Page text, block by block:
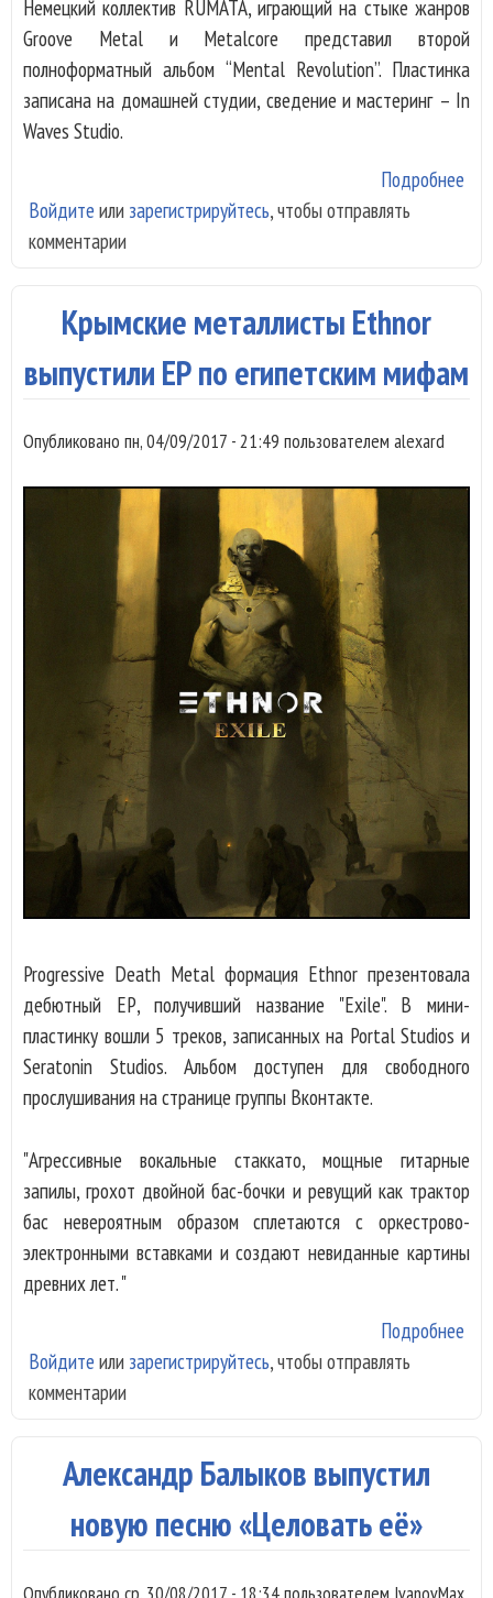
Немецкий коллектив RUMATA, играющий на стыке жанров
Groove Metal и Metalcore представил второй
полноформатный альбом “Mental Revolution”. Пластинка
записана на домашней студии, сведение и мастеринг – In
Waves Studio.
Подробнее
Войдите или зарегистрируйтесь, чтобы отправлять
комментарии
Крымские металлисты Ethnor
выпустили ЕР по египетским мифам
Опубликовано пн, 04/09/2017 - 21:49 пользователем alexard
Progressive Death Metal формация Ethnor презентовала
дебютный ЕР, получивший название "Exile". В мини-
пластинку вошли 5 треков, записанных на Portal Studios и
Seratonin Studios. Альбом доступен для свободного
прослушивания на странице группы Вконтакте.
"Агрессивные вокальные стаккато, мощные гитарные
запилы, грохот двойной бас-бочки и ревущий как трактор
бас невероятным образом сплетаются с оркестрово-
электронными вставками и создают невиданные картины
древних лет. "
Подробнее
Войдите или зарегистрируйтесь, чтобы отправлять
комментарии
Александр Балыков выпустил
новую песню «Целовать её»